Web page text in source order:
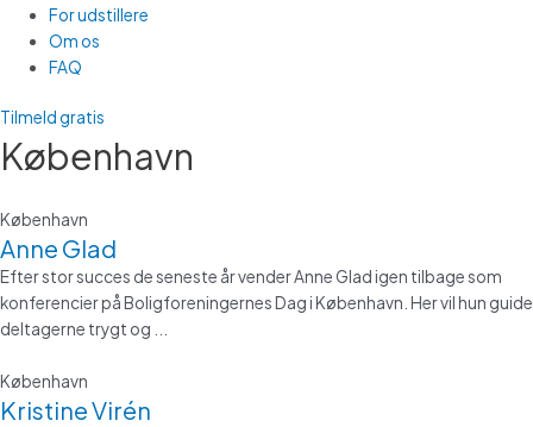
For udstillere
Om os
FAQ
Tilmeld gratis
København
København
Anne Glad
Efter stor succes de seneste år vender Anne Glad igen tilbage som
konferencier på Boligforeningernes Dag i København. Her vil hun guide
deltagerne trygt og ...
København
Kristine Virén